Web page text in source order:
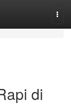
di